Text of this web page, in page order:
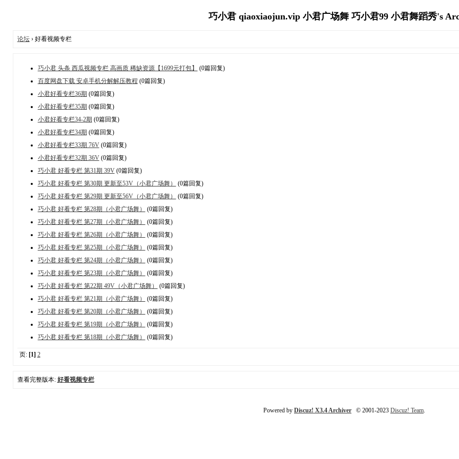
巧小君 qiaoxiaojun.vip 小君广场舞 巧小君99 小君舞蹈秀's
论坛› 好看视频专栏
巧小君 头条 西瓜视频专栏 高画质 稀缺资源【1699元打包】
(0篇回复)
百度网盘下载 安卓手机分解解压教程 (0篇回复)
小君好看专栏36期 (0篇回复)
小君好看专栏35期 (0篇回复)
小君好看专栏34-2期 (0篇回复)
小君好看专栏34期 (0篇回复)
小君好看专栏33期 76V(0篇回复)
小君好看专栏32期 36V(0篇回复)
巧小君 好看专栏 第31期 39V(0篇回复)
巧小君 好看专栏 第30期 更新至53V（小君广场舞）
(0篇回复)
巧小君 好看专栏 第29期 更新至56V（小君广场舞）
(0篇回复)
巧小君 好看专栏 第28期（小君广场舞）
(0篇回复)
巧小君 好看专栏 第27期（小君广场舞）
(0篇回复)
巧小君 好看专栏 第26期（小君广场舞）
(0篇回复)
巧小君 好看专栏 第25期（小君广场舞）
(0篇回复)
巧小君 好看专栏 第24期（小君广场舞）
(0篇回复)
巧小君 好看专栏 第23期（小君广场舞）
(0篇回复)
巧小君 好看专栏 第22期 49V（小君广场舞）
(0篇回复)
巧小君 好看专栏 第21期（小君广场舞）
(0篇回复)
巧小君 好看专栏 第20期（小君广场舞）
(0篇回复)
巧小君 好看专栏 第19期（小君广场舞）
(0篇回复)
巧小君 好看专栏 第18期（小君广场舞）
(0篇回复)
页: [1] 2
查看完整版本: 好看视频专栏
Powered by Discuz! X3.4 Archiver © 2001-2023 Discuz! Team.